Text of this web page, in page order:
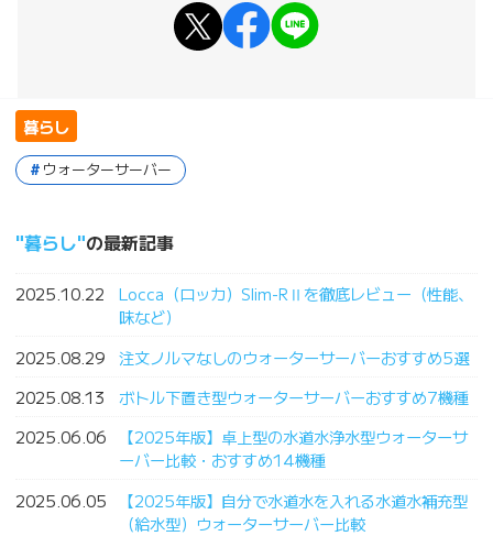
暮らし
ウォーターサーバー
暮らし の最新記事
2025.10.22
Locca（ロッカ）Slim-RⅡを徹底レビュー（性能、
味など）
2025.08.29
注文ノルマなしのウォーターサーバーおすすめ5選
2025.08.13
ボトル下置き型ウォーターサーバーおすすめ7機種
2025.06.06
【2025年版】卓上型の水道水浄水型ウォーターサ
ーバー比較・おすすめ14機種
2025.06.05
【2025年版】自分で水道水を入れる水道水補充型
（給水型）ウォーターサーバー比較